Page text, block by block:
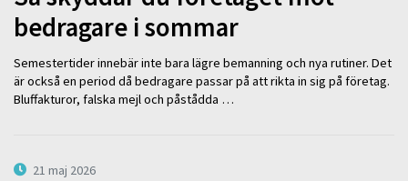
bedragare i sommar
Semestertider innebär inte bara lägre bemanning och nya rutiner. Det
är också en period då bedragare passar på att rikta in sig på företag.
Bluffakturor, falska mejl och påstådda …
21 maj 2026